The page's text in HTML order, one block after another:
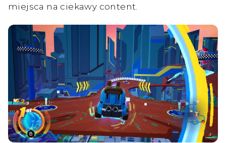
miejsca na ciekawy content.